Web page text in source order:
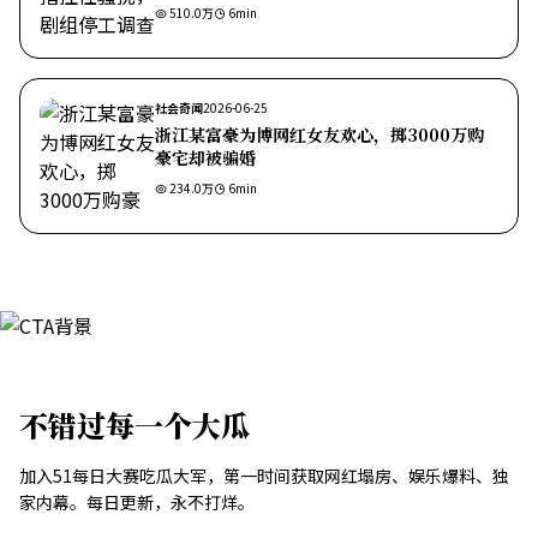
510.0万 6min
社会奇闻2026-06-25
浙江某富豪为博网红女友欢心，掷3000万购
豪宅却被骗婚
234.0万 6min
不错过每一个大瓜
加入51每日大赛吃瓜大军，第一时间获取网红塌房、娱乐爆料、独
家内幕。每日更新，永不打烊。